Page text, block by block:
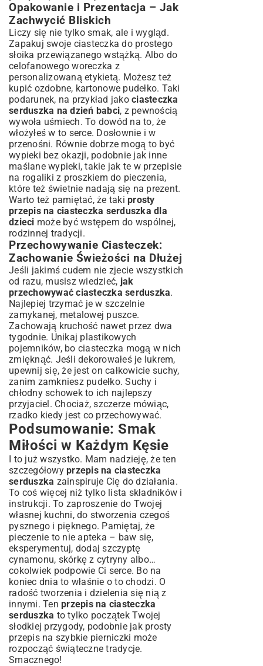
Opakowanie i Prezentacja – Jak
Zachwycić Bliskich
Liczy się nie tylko smak, ale i wygląd.
Zapakuj swoje ciasteczka do prostego
słoika przewiązanego wstążką. Albo do
celofanowego woreczka z
personalizowaną etykietą. Możesz też
kupić ozdobne, kartonowe pudełko. Taki
podarunek, na przykład jako ciasteczka
serduszka na dzień babci, z pewnością
wywoła uśmiech. To dowód na to, że
włożyłeś w to serce. Dosłownie i w
przenośni. Równie dobrze mogą to być
wypieki bez okazji, podobnie jak inne
maślane wypieki, takie jak te w przepisie
na rogaliki z proszkiem do pieczenia,
które też świetnie nadają się na prezent.
Warto też pamiętać, że taki prosty
przepis na ciasteczka serduszka dla
dzieci może być wstępem do wspólnej,
rodzinnej tradycji.
Przechowywanie Ciasteczek:
Zachowanie Świeżości na Dłużej
Jeśli jakimś cudem nie zjecie wszystkich
od razu, musisz wiedzieć, jak
przechowywać ciasteczka serduszka.
Najlepiej trzymać je w szczelnie
zamykanej, metalowej puszce.
Zachowają kruchość nawet przez dwa
tygodnie. Unikaj plastikowych
pojemników, bo ciasteczka mogą w nich
zmięknąć. Jeśli dekorowałeś je lukrem,
upewnij się, że jest on całkowicie suchy,
zanim zamkniesz pudełko. Suchy i
chłodny schowek to ich najlepszy
przyjaciel. Chociaż, szczerze mówiąc,
rzadko kiedy jest co przechowywać.
Podsumowanie: Smak
Miłości w Każdym Kęsie
I to już wszystko. Mam nadzieję, że ten
szczegółowy przepis na ciasteczka
serduszka zainspiruje Cię do działania.
To coś więcej niż tylko lista składników i
instrukcji. To zaproszenie do Twojej
własnej kuchni, do stworzenia czegoś
pysznego i pięknego. Pamiętaj, że
pieczenie to nie apteka – baw się,
eksperymentuj, dodaj szczyptę
cynamonu, skórkę z cytryny albo…
cokolwiek podpowie Ci serce. Bo na
koniec dnia to właśnie o to chodzi. O
radość tworzenia i dzielenia się nią z
innymi. Ten przepis na ciasteczka
serduszka to tylko początek Twojej
słodkiej przygody, podobnie jak prosty
przepis na szybkie pierniczki może
rozpocząć świąteczne tradycje.
Smacznego!